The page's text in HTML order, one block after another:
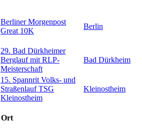
Berliner Morgenpost
Great 10K
Berlin
29. Bad Dürkheimer
Berglauf mit RLP-
Meisterschaft
Bad Dürkheim
15. Spannrit Volks- und
Straßenlauf TSG
Kleinostheim
Kleinostheim
Ort